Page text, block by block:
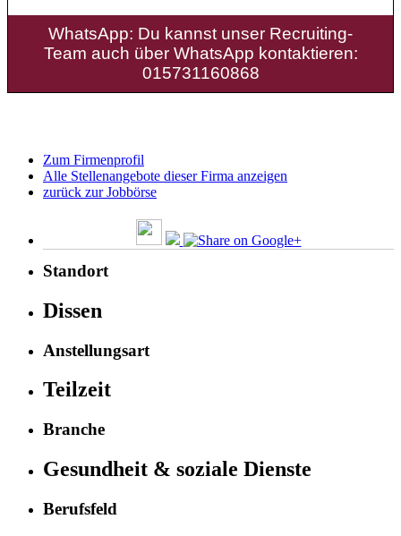
WhatsApp: Du kannst unser Recruiting-
Team auch über WhatsApp kontaktieren:
015731160868
Zum Firmenprofil
Alle Stellenangebote dieser Firma anzeigen
zurück zur Jobbörse
Standort
Dissen
Anstellungsart
Teilzeit
Branche
Gesundheit & soziale Dienste
Berufsfeld